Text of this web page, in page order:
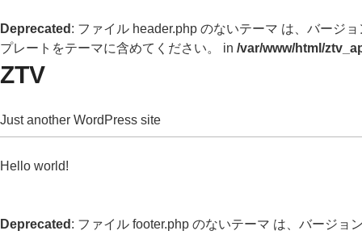
Deprecated : ファイル header.php のないテーマ は、バージ
プレートをテーマに含めてください。 in /var/www/html/
ZTV
Just another WordPress site
Hello world!
Deprecated : ファイル footer.php のないテーマ は、バージョ